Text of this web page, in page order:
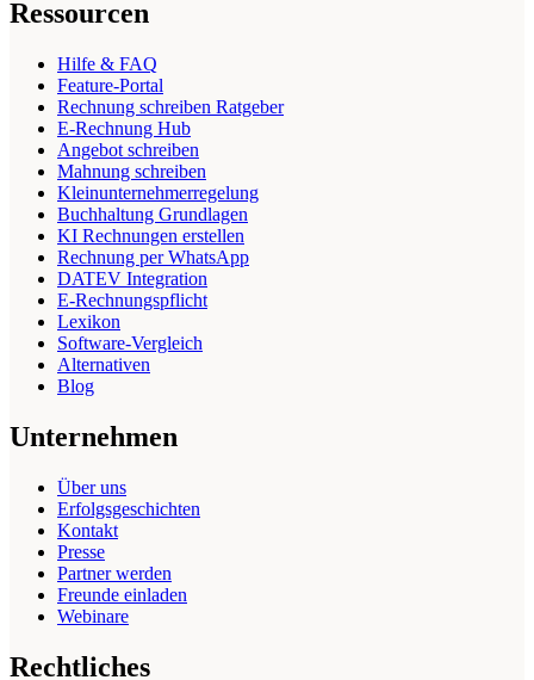
Ressourcen
Hilfe & FAQ
Feature-Portal
Rechnung schreiben Ratgeber
E-Rechnung Hub
Angebot schreiben
Mahnung schreiben
Kleinunternehmerregelung
Buchhaltung Grundlagen
KI Rechnungen erstellen
Rechnung per WhatsApp
DATEV Integration
E-Rechnungspflicht
Lexikon
Software-Vergleich
Alternativen
Blog
Unternehmen
Über uns
Erfolgsgeschichten
Kontakt
Presse
Partner werden
Freunde einladen
Webinare
Rechtliches